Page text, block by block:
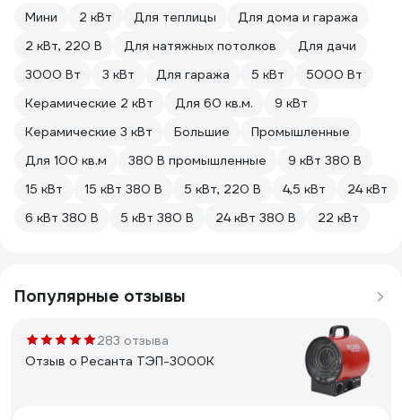
Мини 2 кВт Для теплицы
Для дома и гаража
2 кВт, 220 В
Для натяжных потолков
Для дачи
3000 Вт
3 кВт Для гаража 5 кВт
5000 Вт
Керамические 2 кВт
Для 60 кв.м.
9 кВт
Керамические 3 кВт
Большие
Промышленные
Для 100 кв.м
380 В промышленные
9 кВт 380 В
15 кВт
15 кВт 380 В 5 кВт, 220 В 4,5 кВт
24 кВт
6 кВт 380 В
5 кВт 380 В 24 кВт 380 В 22 кВт
Популярные отзывы
283 отзыва
Отзыв о Ресанта ТЭП-3000К